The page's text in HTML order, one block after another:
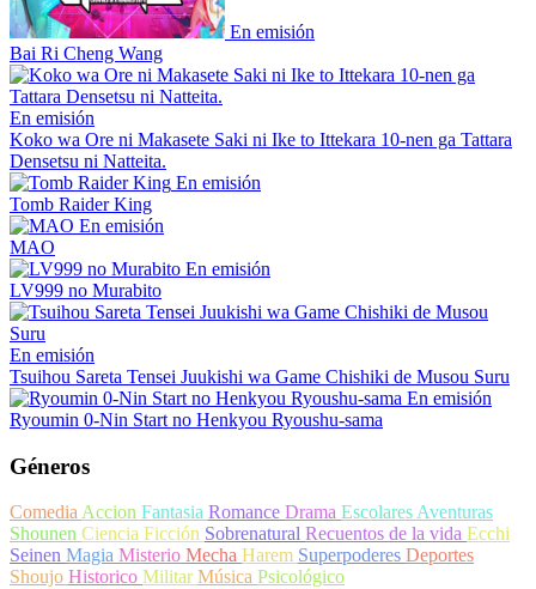
En emisión
Bai Ri Cheng Wang
En emisión
Koko wa Ore ni Makasete Saki ni Ike to Ittekara 10-nen ga Tattara
Densetsu ni Natteita.
En emisión
Tomb Raider King
En emisión
MAO
En emisión
LV999 no Murabito
En emisión
Tsuihou Sareta Tensei Juukishi wa Game Chishiki de Musou Suru
En emisión
Ryoumin 0-Nin Start no Henkyou Ryoushu-sama
Géneros
ComediaAccion Fantasia Romance Drama EscolaresAventuras
Shounen Ciencia Ficción Sobrenatural Recuentos de la vida Ecchi
Seinen Magia Misterio Mecha Harem Superpoderes Deportes
Shoujo Historico MilitarMúsica Psicológico